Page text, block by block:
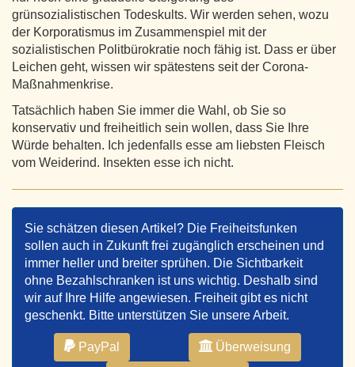
grünsozialistischen Todeskults. Wir werden sehen, wozu
der Korporatismus im Zusammenspiel mit der
sozialistischen Politbürokratie noch fähig ist. Dass er über
Leichen geht, wissen wir spätestens seit der Corona-
Maßnahmenkrise.
Tatsächlich haben Sie immer die Wahl, ob Sie so
konservativ und freiheitlich sein wollen, dass Sie Ihre
Würde behalten. Ich jedenfalls esse am liebsten Fleisch
vom Weiderind. Insekten esse ich nicht.
Sie schätzen diesen Artikel? Die Freiheitsfunken
sollen auch in Zukunft frei zugänglich erscheinen und
immer heller und breiter sprühen. Die Sichtbarkeit
ohne Bezahlschranken ist uns wichtig. Deshalb sind
wir auf Ihre Hilfe angewiesen. Freiheit gibt es nicht
geschenkt. Bitte unterstützen Sie unsere Arbeit.
PayPal Überweisung